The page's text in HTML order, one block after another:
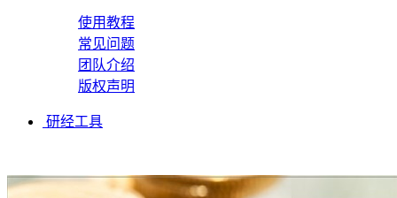
使用教程
常见问题
团队介绍
版权声明
研经工具